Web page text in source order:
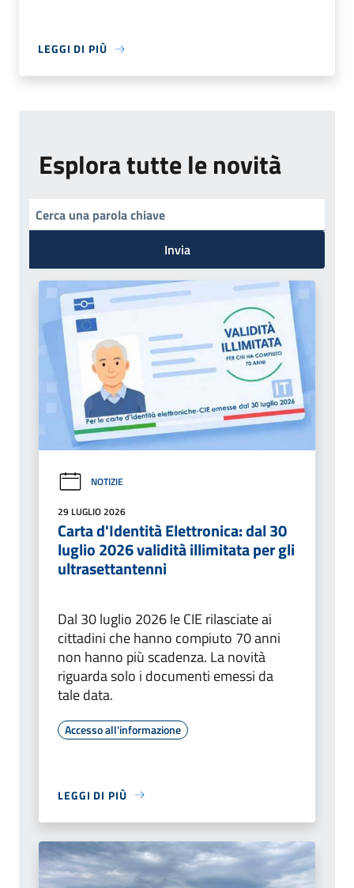
LEGGI DI PIÙ
Esplora tutte le novità
Invia
NOTIZIE
29 LUGLIO 2026
Carta d'Identità Elettronica: dal 30
luglio 2026 validità illimitata per gli
ultrasettantenni
Dal 30 luglio 2026 le CIE rilasciate ai
cittadini che hanno compiuto 70 anni
non hanno più scadenza. La novità
riguarda solo i documenti emessi da
tale data.
Accesso all'informazione
LEGGI DI PIÙ